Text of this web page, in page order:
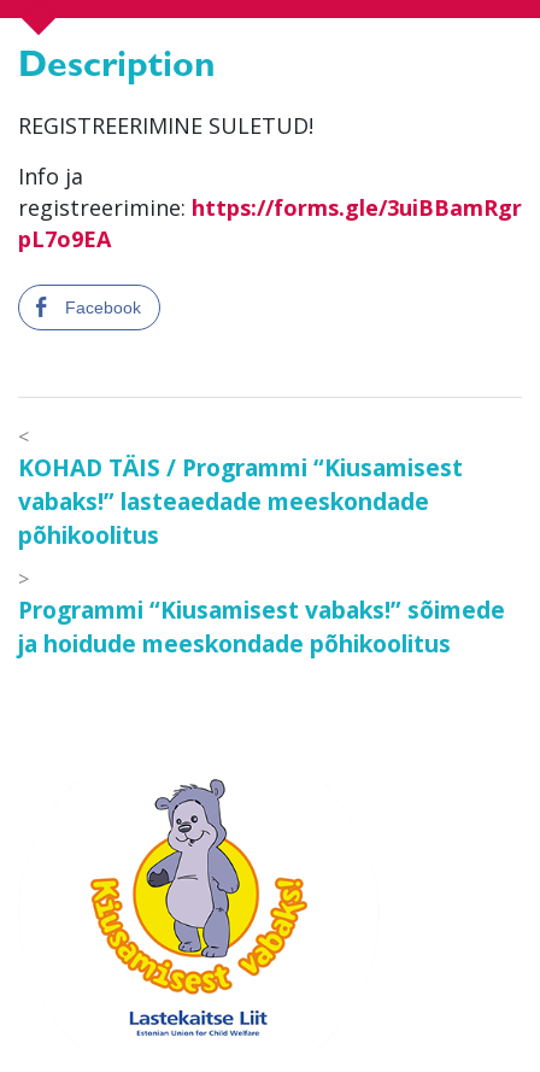
Description
REGISTREERIMINE SULETUD!
Info ja
registreerimine: https://forms.gle/3uiBBamRgr
pL7o9EA
Facebook
Post
navigation
<<
KOHAD TÄIS / Programmi “Kiusamisest
vabaks!” lasteaedade meeskondade
põhikoolitus
>>
Programmi “Kiusamisest vabaks!” sõimede
ja hoidude meeskondade põhikoolitus